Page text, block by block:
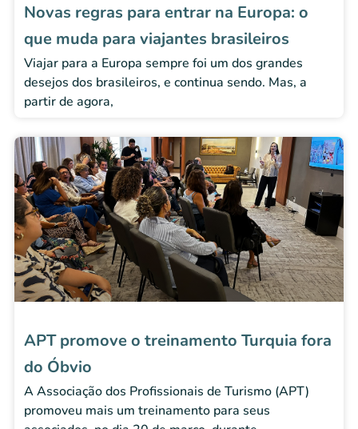
Novas regras para entrar na Europa: o
que muda para viajantes brasileiros
Viajar para a Europa sempre foi um dos grandes
desejos dos brasileiros, e continua sendo. Mas, a
partir de agora,
APT promove o treinamento Turquia fora
do Óbvio
A Associação dos Profissionais de Turismo (APT)
promoveu mais um treinamento para seus